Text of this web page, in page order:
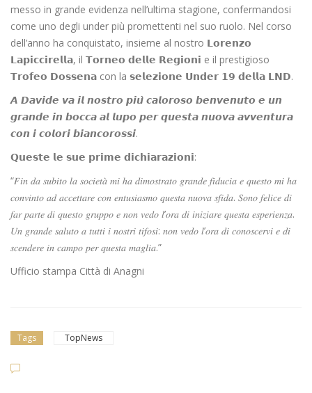
messo in grande evidenza nell’ultima stagione, confermandosi
come uno degli under più promettenti nel suo ruolo. Nel corso
dell’anno ha conquistato, insieme al nostro 𝗟𝗼𝗿𝗲𝗻𝘇𝗼
𝗟𝗮𝗽𝗶𝗰𝗰𝗶𝗿𝗲𝗹𝗹𝗮, il 𝗧𝗼𝗿𝗻𝗲𝗼 𝗱𝗲𝗹𝗹𝗲 𝗥𝗲𝗴𝗶𝗼𝗻𝗶 e il prestigioso
𝗧𝗿𝗼𝗳𝗲𝗼 𝗗𝗼𝘀𝘀𝗲𝗻𝗮 con la 𝘀𝗲𝗹𝗲𝘇𝗶𝗼𝗻𝗲 𝗨𝗻𝗱𝗲𝗿 𝟭𝟵 𝗱𝗲𝗹𝗹𝗮 𝗟𝗡𝗗.
𝘼 𝘿𝙖𝙫𝙞𝙙𝙚 𝙫𝙖 𝙞𝙡 𝙣𝙤𝙨𝙩𝙧𝙤 𝙥𝙞𝙪̀ 𝙘𝙖𝙡𝙤𝙧𝙤𝙨𝙤 𝙗𝙚𝙣𝙫𝙚𝙣𝙪𝙩𝙤 𝙚 𝙪𝙣
𝙜𝙧𝙖𝙣𝙙𝙚 𝙞𝙣 𝙗𝙤𝙘𝙘𝙖 𝙖𝙡 𝙡𝙪𝙥𝙤 𝙥𝙚𝙧 𝙦𝙪𝙚𝙨𝙩𝙖 𝙣𝙪𝙤𝙫𝙖 𝙖𝙫𝙫𝙚𝙣𝙩𝙪𝙧𝙖
𝙘𝙤𝙣 𝙞 𝙘𝙤𝙡𝙤𝙧𝙞 𝙗𝙞𝙖𝙣𝙘𝙤𝙧𝙤𝙨𝙨𝙞.
𝗤𝘂𝗲𝘀𝘁𝗲 𝗹𝗲 𝘀𝘂𝗲 𝗽𝗿𝗶𝗺𝗲 𝗱𝗶𝗰𝗵𝗶𝗮𝗿𝗮𝘇𝗶𝗼𝗻𝗶:
“𝐹𝑖𝑛 𝑑𝑎 𝑠𝑢𝑏𝑖𝑡𝑜 𝑙𝑎 𝑠𝑜𝑐𝑖𝑒𝑡𝑎̀ 𝑚𝑖 ℎ𝑎 𝑑𝑖𝑚𝑜𝑠𝑡𝑟𝑎𝑡𝑜 𝑔𝑟𝑎𝑛𝑑𝑒 𝑓𝑖𝑑𝑢𝑐𝑖𝑎 𝑒 𝑞𝑢𝑒𝑠𝑡𝑜 𝑚𝑖 ℎ𝑎
𝑐𝑜𝑛𝑣𝑖𝑛𝑡𝑜 𝑎𝑑 𝑎𝑐𝑐𝑒𝑡𝑡𝑎𝑟𝑒 𝑐𝑜𝑛 𝑒𝑛𝑡𝑢𝑠𝑖𝑎𝑠𝑚𝑜 𝑞𝑢𝑒𝑠𝑡𝑎 𝑛𝑢𝑜𝑣𝑎 𝑠𝑓𝑖𝑑𝑎. 𝑆𝑜𝑛𝑜 𝑓𝑒𝑙𝑖𝑐𝑒 𝑑𝑖
𝑓𝑎𝑟 𝑝𝑎𝑟𝑡𝑒 𝑑𝑖 𝑞𝑢𝑒𝑠𝑡𝑜 𝑔𝑟𝑢𝑝𝑝𝑜 𝑒 𝑛𝑜𝑛 𝑣𝑒𝑑𝑜 𝑙’𝑜𝑟𝑎 𝑑𝑖 𝑖𝑛𝑖𝑧𝑖𝑎𝑟𝑒 𝑞𝑢𝑒𝑠𝑡𝑎 𝑒𝑠𝑝𝑒𝑟𝑖𝑒𝑛𝑧𝑎.
𝑈𝑛 𝑔𝑟𝑎𝑛𝑑𝑒 𝑠𝑎𝑙𝑢𝑡𝑜 𝑎 𝑡𝑢𝑡𝑡𝑖 𝑖 𝑛𝑜𝑠𝑡𝑟𝑖 𝑡𝑖𝑓𝑜𝑠𝑖: 𝑛𝑜𝑛 𝑣𝑒𝑑𝑜 𝑙’𝑜𝑟𝑎 𝑑𝑖 𝑐𝑜𝑛𝑜𝑠𝑐𝑒𝑟𝑣𝑖 𝑒 𝑑𝑖
𝑠𝑐𝑒𝑛𝑑𝑒𝑟𝑒 𝑖𝑛 𝑐𝑎𝑚𝑝𝑜 𝑝𝑒𝑟 𝑞𝑢𝑒𝑠𝑡𝑎 𝑚𝑎𝑔𝑙𝑖𝑎.”
Ufficio stampa Città di Anagni
Tags TopNews